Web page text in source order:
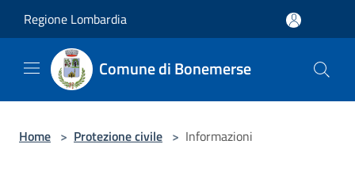
Regione Lombardia
Comune di Bonemerse
Home > Protezione civile > Informazioni